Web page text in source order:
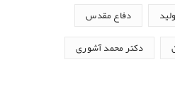
دفاع مقدس
دکتر محمد آشوری